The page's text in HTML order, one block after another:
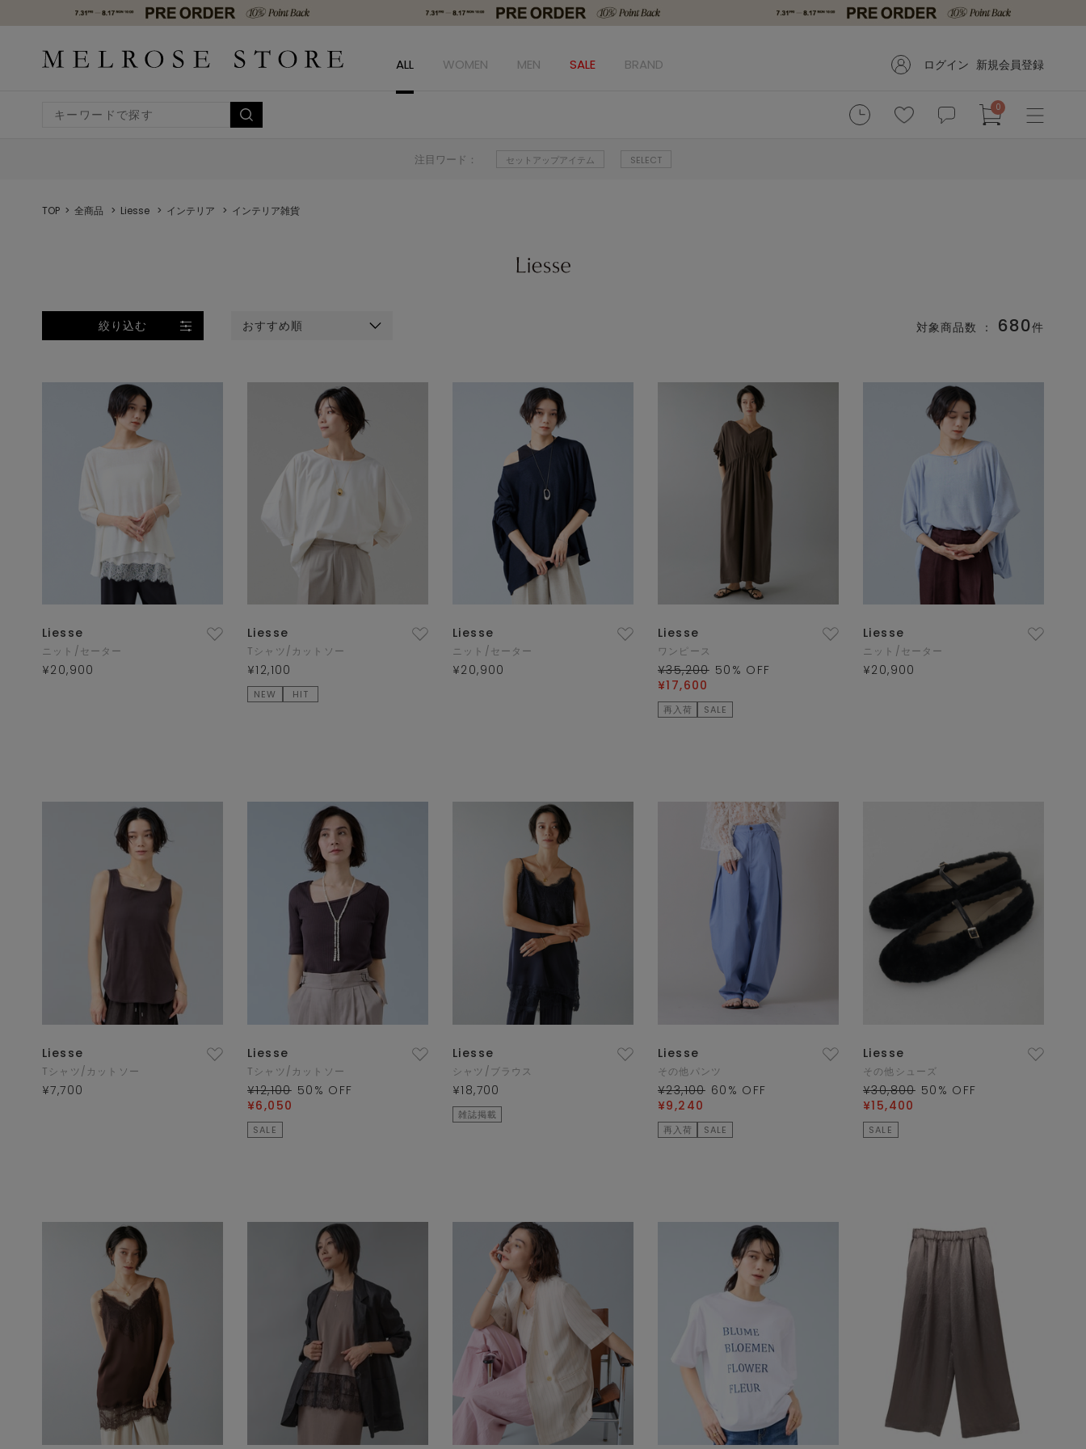
ALL WOMEN MEN SALE BRAND ログイン 新規会員登録
0
注目ワード： セットアップアイテム SELECT
TOP 全商品 Liesse インテリア インテリア雑貨
絞り込む おすすめ順 対象商品数 ： 680件
Liesse
ニット/セーター
¥20,900
Liesse
Tシャツ/カットソー
¥12,100
NEW HIT
Liesse
ニット/セーター
¥20,900
Liesse
ワンピース
¥35,200 50 % OFF
¥17,600
再入荷 SALE
Liesse
ニット/セーター
¥20,900
Liesse
Tシャツ/カットソー
¥7,700
Liesse
Tシャツ/カットソー
¥12,100 50 % OFF
¥6,050
SALE
Liesse
シャツ/ブラウス
¥18,700
雑誌掲載
Liesse
その他パンツ
¥23,100 60 % OFF
¥9,240
再入荷 SALE
Liesse
その他シューズ
¥30,800 50 % OFF
¥15,400
SALE